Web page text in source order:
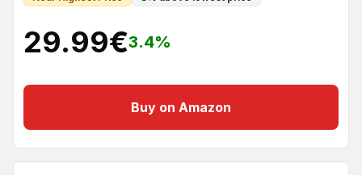
29.99€3.4%
Buy on Amazon